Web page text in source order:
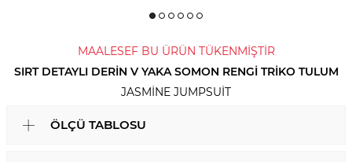
MAALESEF BU ÜRÜN TÜKENMİŞTİR
SIRT DETAYLI DERIN V YAKA SOMON RENGİ TRIKO TULUM
JASMINE JUMPSUIT
ÖLÇÜ TABLOSU